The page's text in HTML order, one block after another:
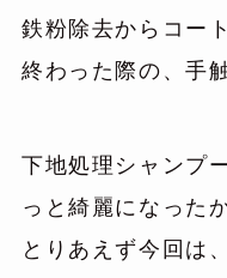
鉄粉除去からコー
終わった際の、手
下地処理シャンプ
っと綺麗になった
とりあえず今回は